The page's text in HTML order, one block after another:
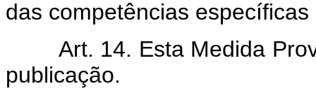
das competências
Art. 14. Esta Medida
publicação.